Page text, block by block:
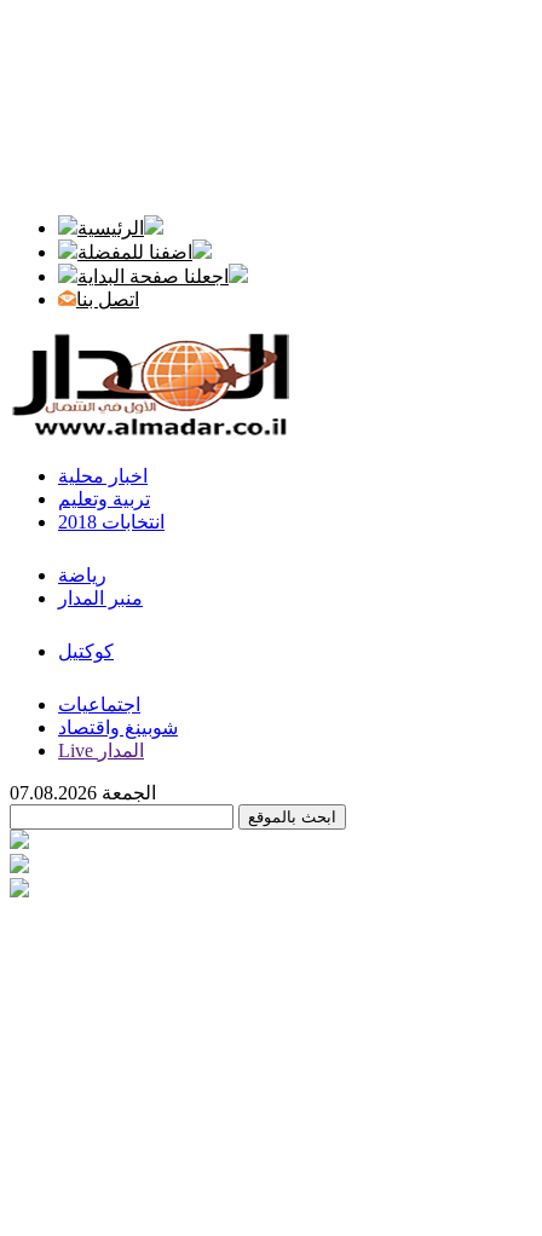
الرئيسية
اضفنا للمفضلة
اجعلنا صفحة البداية
اتصل بنا
اخبار محلية
تربية وتعليم
انتخابات 2018
رياضة
منبر المدار
كوكتيل
اجتماعيات
شوبينغ واقتصاد
Live المدار